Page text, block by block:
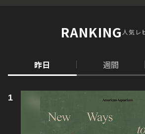
RANKING人気レ
昨日 週間